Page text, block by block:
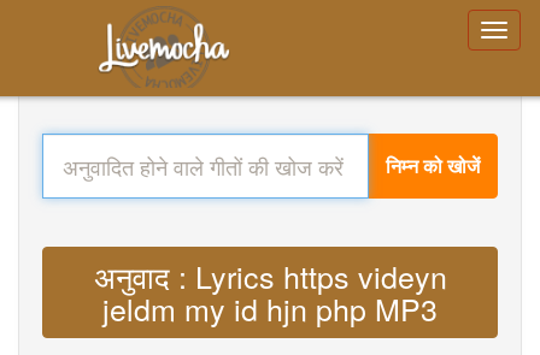
निम्न को खोजें
अनुवाद : Lyrics https videyn
jeldm my id hjn php MP3